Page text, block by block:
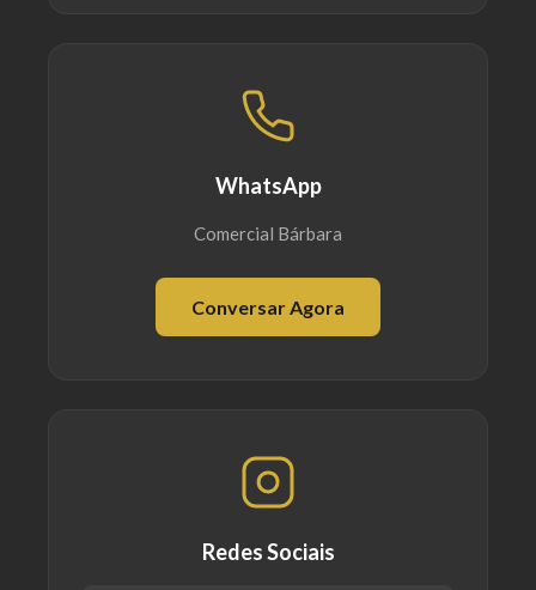
WhatsApp
Comercial Bárbara
Conversar Agora
Redes Sociais